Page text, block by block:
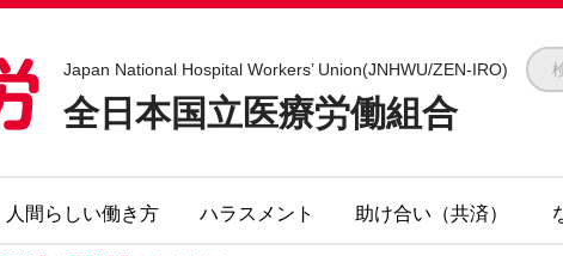
Japan National Hospital Workers’ Union(JNHWU/ZEN-IRO)
全日本国立医療労働組合
人間らしい働き方 ハラスメント 助け合い（共済）